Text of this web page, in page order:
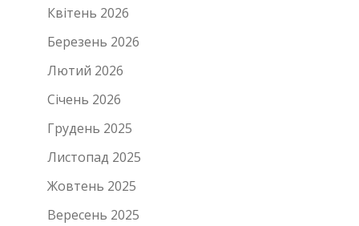
Квітень 2026
Березень 2026
Лютий 2026
Січень 2026
Грудень 2025
Листопад 2025
Жовтень 2025
Вересень 2025